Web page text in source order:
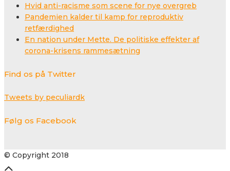
Hvid anti-racisme som scene for nye overgreb
Pandemien kalder til kamp for reproduktiv
retfærdighed
En nation under Mette. De politiske effekter af
corona-krisens rammesætning
Find os på Twitter
Tweets by peculiardk
Følg os Facebook
© Copyright 2018